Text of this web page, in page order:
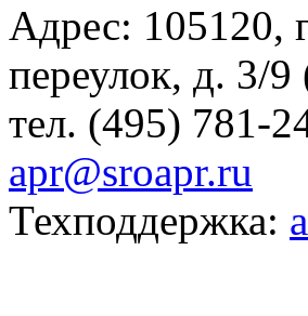
Адрес: 105120,
переулок, д. 3/9
тел. (495) 781-
apr@sroapr.ru
Техподдержка: